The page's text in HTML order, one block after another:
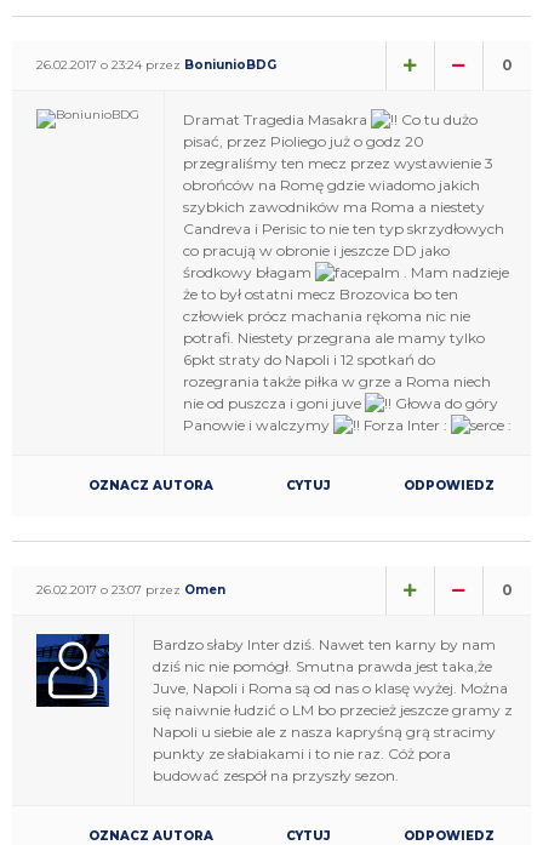
26.02.2017 o 23:24 przez BoniunioBDG 0
Dramat Tragedia Masakra
Co tu dużo
pisać, przez Pioliego już o godz 20
przegraliśmy ten mecz przez wystawienie 3
obrońców na Romę gdzie wiadomo jakich
szybkich zawodników ma Roma a niestety
Candreva i Perisic to nie ten typ skrzydłowych
co pracują w obronie i jeszcze DD jako
środkowy błagam
. Mam nadzieje
że to był ostatni mecz Brozovica bo ten
człowiek prócz machania rękoma nic nie
potrafi. Niestety przegrana ale mamy tylko
6pkt straty do Napoli i 12 spotkań do
rozegrania także piłka w grze a Roma niech
nie od puszcza i goni juve
Głowa do góry
Panowie i walczymy
Forza Inter : :
OZNACZ AUTORA CYTUJ ODPOWIEDZ
26.02.2017 o 23:07 przez Omen 0
Bardzo słaby Inter dziś. Nawet ten karny by nam
dziś nic nie pomógł. Smutna prawda jest taka,że
Juve, Napoli i Roma są od nas o klasę wyżej. Można
się naiwnie łudzić o LM bo przecież jeszcze gramy z
Napoli u siebie ale z nasza kapryśną grą stracimy
punkty ze słabiakami i to nie raz. Cóż pora
budować zespół na przyszły sezon.
OZNACZ AUTORA CYTUJ ODPOWIEDZ